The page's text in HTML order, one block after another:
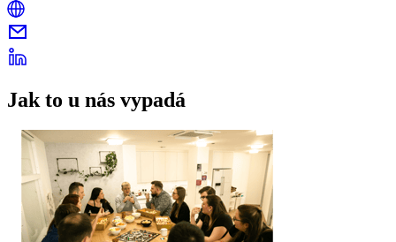
Jak to u nás vypadá